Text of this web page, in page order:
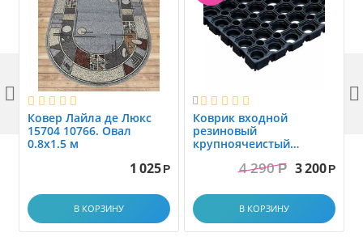
Ковер Лайла де Люкс
15704 10766. Овал
0.8x1.5 м
1 025 Р
В КОРЗИНУ

Коврик вxодной
резиновый
крупноячеистый
1.0x1.5 м4 290 Р 3 200 Р
В КОРЗИНУ
 